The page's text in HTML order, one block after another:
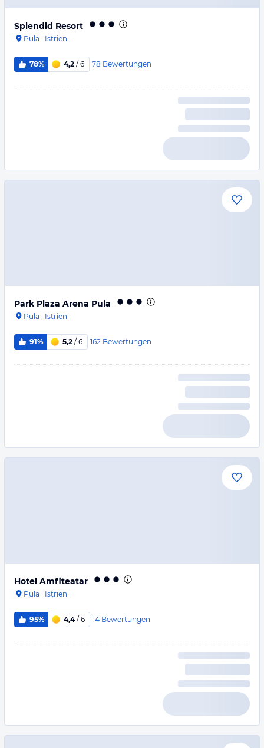
Splendid Resort
Pula · Istrien
78% 4,2 / 6 78 Bewertungen
Park Plaza Arena Pula
Pula · Istrien
91% 5,2 / 6 162 Bewertungen
Hotel Amfiteatar
Pula · Istrien
95% 4,4/ 6 14 Bewertungen